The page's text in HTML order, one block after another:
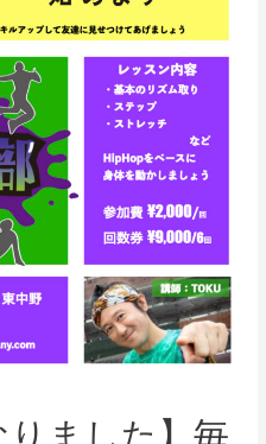
りました】毎